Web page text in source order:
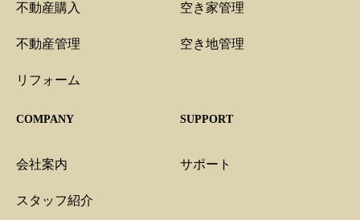
不動産購入
不動産管理
リフォーム
空き家管理
空き地管理
COMPANY
会社案内
スタッフ紹介
SUPPORT
サポート